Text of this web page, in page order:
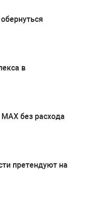
в
МАХ без расхода
претендуют на